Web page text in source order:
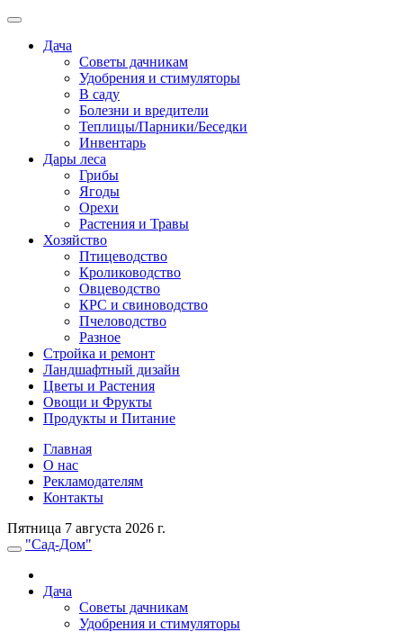
Дача
Советы дачникам
Удобрения и стимуляторы
В саду
Болезни и вредители
Теплицы/Парники/Беседки
Инвентарь
Дары леса
Грибы
Ягоды
Орехи
Растения и Травы
Хозяйство
Птицеводство
Кролиководство
Овцеводство
КРС и свиноводство
Пчеловодство
Разное
Стройка и ремонт
Ландшафтный дизайн
Цветы и Растения
Овощи и Фрукты
Продукты и Питание
Главная
О нас
Рекламодателям
Контакты
Пятница 7 августа 2026 г.
"Сад-Дом"
Дача
Советы дачникам
Удобрения и стимуляторы